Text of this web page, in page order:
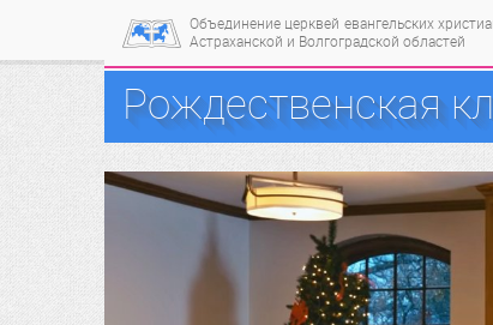
Объединение церквей евангельских
Астраханской и Волгоградской областей
Рождественская